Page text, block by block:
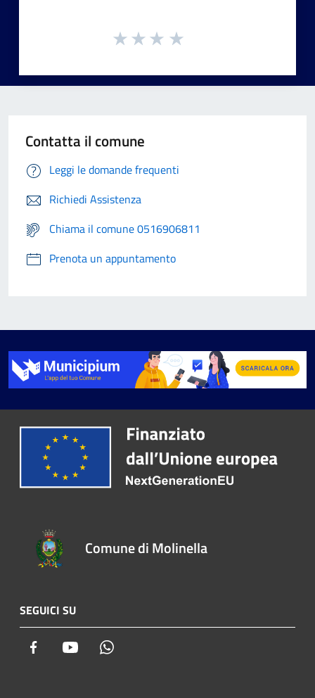
Contatta il comune
Leggi le domande frequenti
Richiedi Assistenza
Chiama il comune 0516906811
Prenota un appuntamento
Comune di Molinella
SEGUICI SU
Facebook Youtube